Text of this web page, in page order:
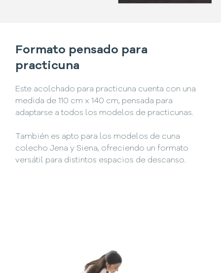
Formato pensado para
practicuna
Este acolchado para practicuna cuenta con una
medida de 110 cm x 140 cm, pensada para
adaptarse a todos los modelos de practicunas.
También es apto para los modelos de cuna
colecho Jena y Siena, ofreciendo un formato
versátil para distintos espacios de descanso.